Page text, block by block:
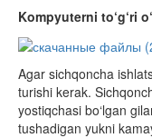
Kompyuterni to‘g‘ri
Agar sichqoncha
turishi kerak.
yostiqchasi bo‘lgan
tushadigan yukni